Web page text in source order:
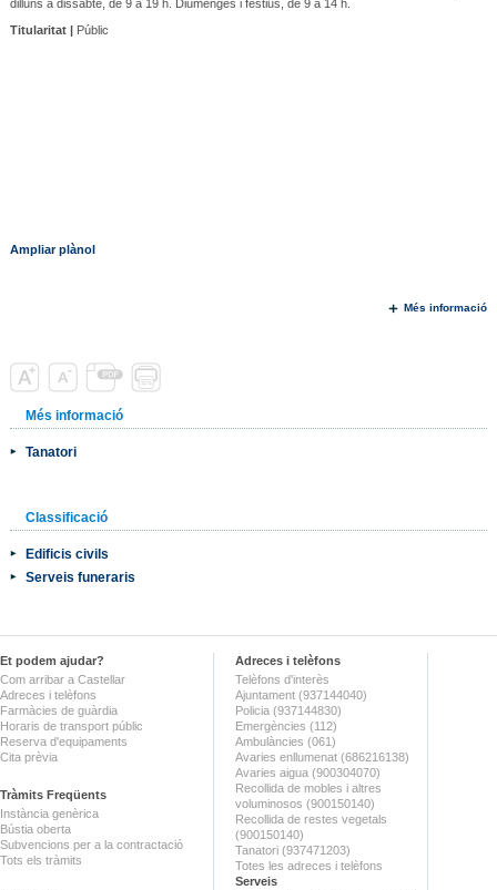
dilluns a dissabte, de 9 a 19 h. Diumenges i festius, de 9 a 14 h.
Titularitat |Públic
Ampliar plànol
Més informació
Més informació
Tanatori
Classificació
Edificis civils
Serveis funeraris
Et podem ajudar?
Com arribar a Castellar
Adreces i telèfons
Farmàcies de guàrdia
Horaris de transport públic
Reserva d'equipaments
Cita prèvia
Tràmits Freqüents
Instància genèrica
Bústia oberta
Subvencions per a la contractació
Tots els tràmits
Adreces i telèfons
Telèfons d'interès
Ajuntament (937144040)
Policia (937144830)
Emergències (112)
Ambulàncies (061)
Avaries enllumenat (686216138)
Avaries aigua (900304070)
Recollida de mobles i altres
voluminosos (900150140)
Recollida de restes vegetals
(900150140)
Tanatori (937471203)
Totes les adreces i telèfons
Serveis